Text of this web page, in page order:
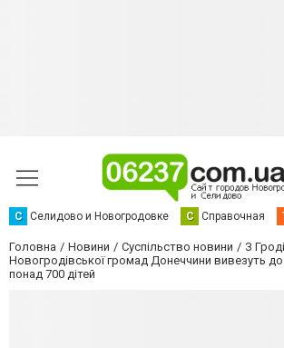
С Селидово и Новогродовке С Справочная
Головна Новини Суспільство новини
З
Новогродівської громад Донеччини вивезуть до
понад 700 дітей